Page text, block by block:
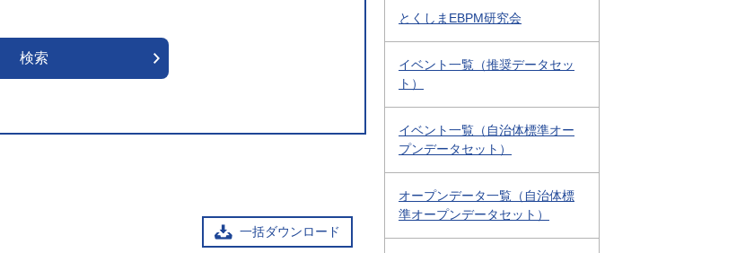
一括ダウンロード
とくしまEBPM研究会
イベント一覧（推奨データセッ
ト）
イベント一覧（自治体標準オー
プンデータセット）
オープンデータ一覧（自治体標
準オープンデータセット）